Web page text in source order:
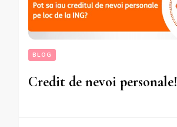
BLOG
Credit de nevoi personale!